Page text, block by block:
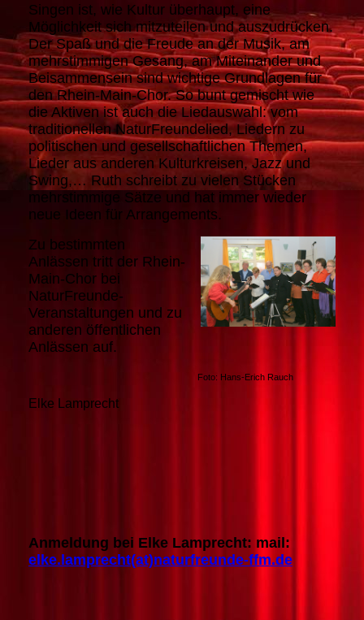
Singen ist, wie Kultur überhaupt, eine
Möglichkeit sich mitzuteilen und auszudrücken.
Der Spaß und die Freude an der Musik, am
mehrstimmigen Gesang, am Miteinander und
Beisammensein sind wichtige Grundlagen für
den Rhein-Main-Chor. So bunt gemischt wie
die Aktiven ist auch die Liedauswahl: vom
traditionellen NaturFreundelied, Liedern zu
politischen und gesellschaftlichen Themen,
Lieder aus anderen Kulturkreisen, Jazz und
Swing,… Ruth schreibt zu vielen Stücken
mehrstimmige Sätze und hat immer wieder
neue Ideen für Arrangements.
Zu bestimmten
Anlässen tritt der Rhein-
Main-Chor bei
NaturFreunde-
Veranstaltungen und zu
anderen öffentlichen
Anlässen auf.
Foto: Hans-Erich Rauch
Elke Lamprecht
Anmeldung bei Elke Lamprecht: mail:
elke.lamprecht(at)naturfreunde-ffm.de